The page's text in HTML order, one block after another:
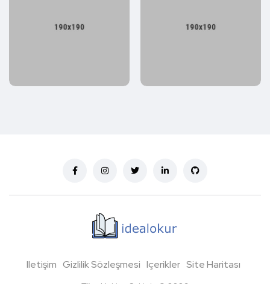
Iletişim Gizlilik Sözleşmesi Içerikler Site Haritası